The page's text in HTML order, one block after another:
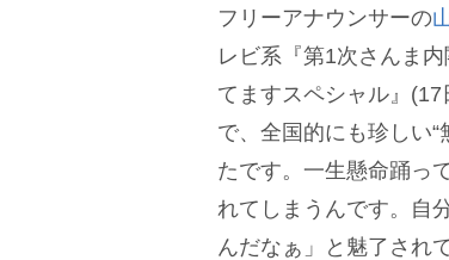
フリーアナウンサーの
レビ系『第1次さんま
てますスペシャル』
で、全国的にも珍しい
たです。一生懸命踊っ
れてしまうんです。自
んだなぁ」と魅了され